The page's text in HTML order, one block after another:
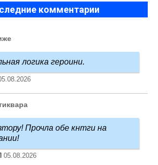
комментарии
логика героини.
Прочла обе кнтги на
05.08.2026